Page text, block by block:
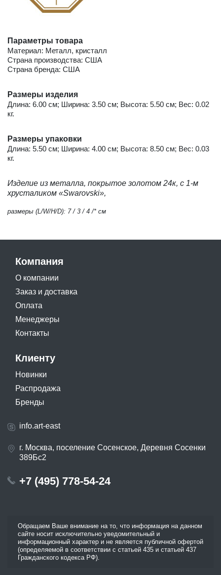
Параметры товара
Материал: Металл, кристалл
Страна производства: США
Страна бренда: США
Размеры изделия
Длина: 6.00 см; Ширина: 3.50 см; Высота: 5.50 см; Вес: 0.02
кг.
Размеры упаковки
Длина: 5.50 см; Ширина: 4.00 см; Высота: 8.50 см; Вес: 0.03
кг.
Изделие из металла, покрытое золотом 24к, с 1-м
хрусталиком «Swarovski»,
размеры (L/W/H/D): 7 / 3 / 4 /* см
Компания
О компании
Заказ и доставка
Оплата
Менеджеры
Контакты
Клиенту
Новинки
Распродажа
Бренды
info.art-east
г. Москва, поселение Сосенское, Деревня Сосенки
389Бс2
+7 (495) 778-54-24
Обращаем Ваше внимание на то, что информация на данном
сайте носит исключительно уведомительный и
информационный характер и не является публичной офертой
(определяемой в соответствии с статьей 435 и статьей 437
Гражданского кодекса РФ).